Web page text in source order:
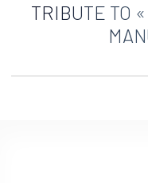
TRIBUTE TO